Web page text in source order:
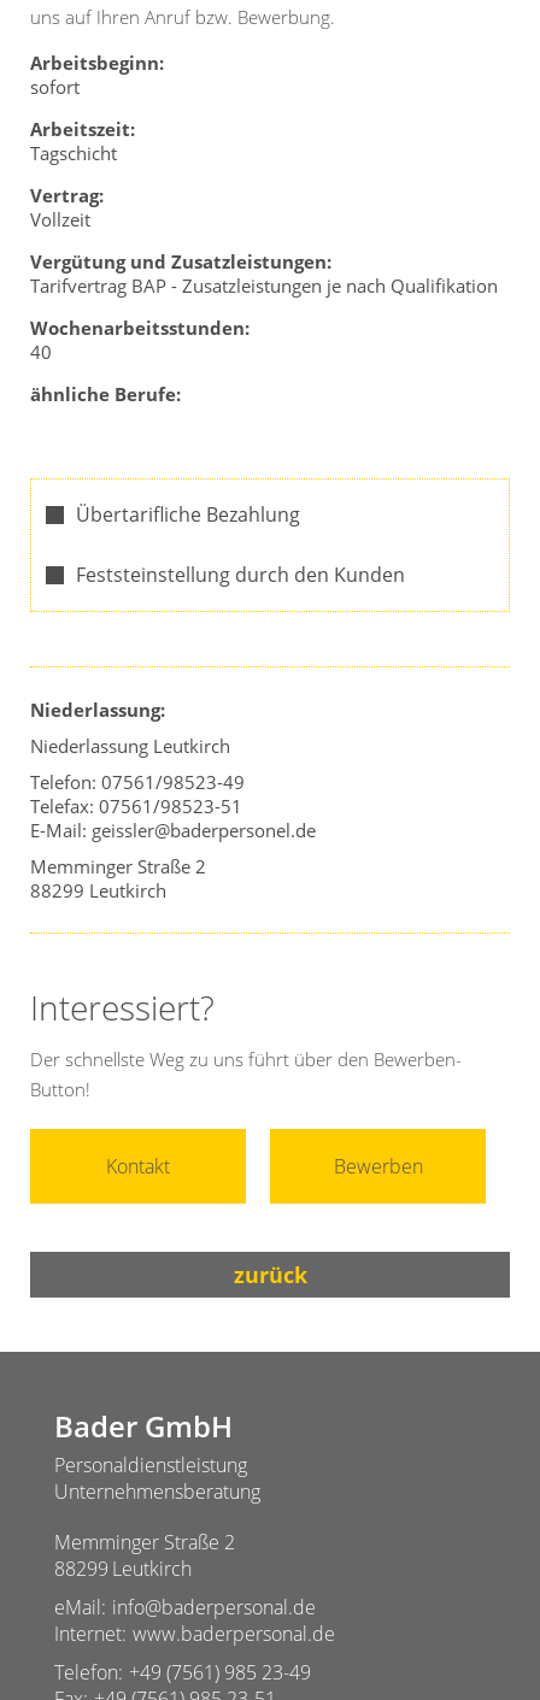
uns auf Ihren Anruf bzw. Bewerbung.
Arbeitsbeginn:
sofort
Arbeitszeit:
Tagschicht
Vertrag:
Vollzeit
Vergütung und Zusatzleistungen:
Tarifvertrag BAP - Zusatzleistungen je nach Qualifikation
Wochenarbeitsstunden:
40
ähnliche Berufe:
Übertarifliche Bezahlung
Feststeinstellung durch den Kunden
Niederlassung:
Niederlassung Leutkirch
Telefon: 07561/98523-49
Telefax: 07561/98523-51
E-Mail: geissler@baderpersonel.de
Memminger Straße 2
88299 Leutkirch
Interessiert?
Der schnellste Weg zu uns führt über den Bewerben-
Button!
Kontakt Bewerben
zurück
Bader GmbH
Personaldienstleistung
Unternehmensberatung
Memminger Straße 2
88299 Leutkirch
eMail: info@baderpersonal.de
Internet: www.baderpersonal.de
Telefon: +49 (7561) 985 23-49